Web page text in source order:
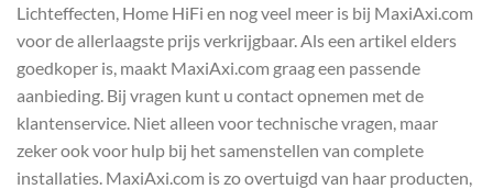
Lichteffecten, Home HiFi en nog veel meer is bij MaxiAxi.com
voor de allerlaagste prijs verkrijgbaar. Als een artikel elders
goedkoper is, maakt MaxiAxi.com graag een passende
aanbieding. Bij vragen kunt u contact opnemen met de
klantenservice. Niet alleen voor technische vragen, maar
zeker ook voor hulp bij het samenstellen van complete
installaties. MaxiAxi.com is zo overtuigd van haar producten,